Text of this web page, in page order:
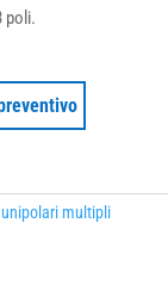
poli.
multipli